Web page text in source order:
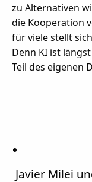
zu Alternativen
die Kooperation
für viele stellt
Denn KI ist
Teil des eigenen
Javier Milei